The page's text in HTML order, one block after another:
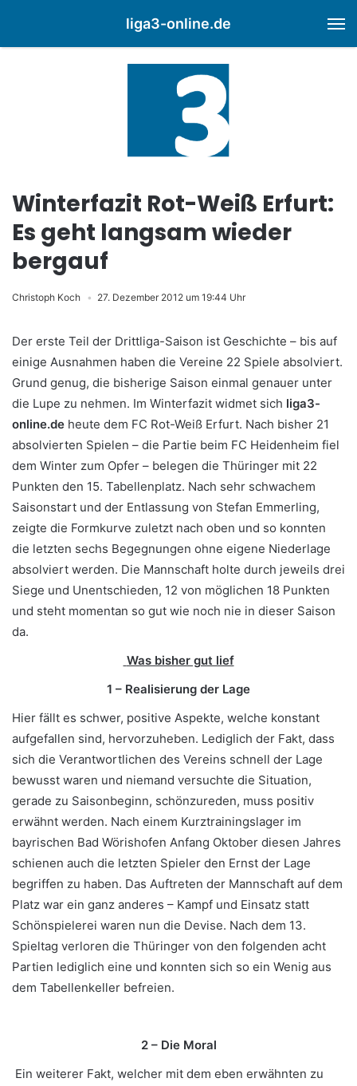
liga3-online.de
Winterfazit Rot-Weiß Erfurt:
Es geht langsam wieder
bergauf
Christoph Koch 27. Dezember 2012 um 19:44 Uhr
Der erste Teil der Drittliga-Saison ist Geschichte – bis auf
einige Ausnahmen haben die Vereine 22 Spiele absolviert.
Grund genug, die bisherige Saison einmal genauer unter
die Lupe zu nehmen. Im Winterfazit widmet sich liga3-
online.de heute dem FC Rot-Weiß Erfurt. Nach bisher 21
absolvierten Spielen – die Partie beim FC Heidenheim fiel
dem Winter zum Opfer – belegen die Thüringer mit 22
Punkten den 15. Tabellenplatz. Nach sehr schwachem
Saisonstart und der Entlassung von Stefan Emmerling,
zeigte die Formkurve zuletzt nach oben und so konnten
die letzten sechs Begegnungen ohne eigene Niederlage
absolviert werden. Die Mannschaft holte durch jeweils drei
Siege und Unentschieden, 12 von möglichen 18 Punkten
und steht momentan so gut wie noch nie in dieser Saison
da.
Was bisher gut lief
1 – Realisierung der Lage
Hier fällt es schwer, positive Aspekte, welche konstant
aufgefallen sind, hervorzuheben. Lediglich der Fakt, dass
sich die Verantwortlichen des Vereins schnell der Lage
bewusst waren und niemand versuchte die Situation,
gerade zu Saisonbeginn, schönzureden, muss positiv
erwähnt werden. Nach einem Kurztrainingslager im
bayrischen Bad Wörishofen Anfang Oktober diesen Jahres
schienen auch die letzten Spieler den Ernst der Lage
begriffen zu haben. Das Auftreten der Mannschaft auf dem
Platz war ein ganz anderes – Kampf und Einsatz statt
Schönspielerei waren nun die Devise. Nach dem 13.
Spieltag verloren die Thüringer von den folgenden acht
Partien lediglich eine und konnten sich so ein Wenig aus
dem Tabellenkeller befreien.
2 – Die Moral
Ein weiterer Fakt, welcher mit dem eben erwähnten zu